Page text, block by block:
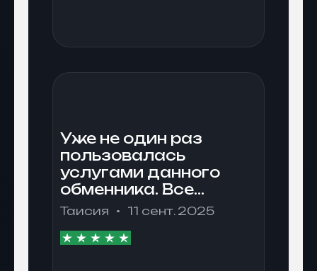
Уже не один раз
пользовалась
услугами данного
обменника. Все
понравилось.
Таисия 11 сент. 2025